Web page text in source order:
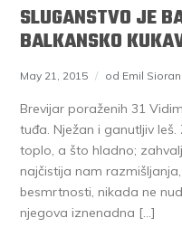
SLUGANSTVO JE
BALKANSKO
May 21, 2015 od Emil Sioran
Brevijar poraženih 31
tuđa. Nježan i ganutljiv
toplo, a što hladno;
najčistija nam
besmrtnosti, nikada ne
njegova iznenadna […]